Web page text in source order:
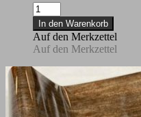
Folie
"Chrome"
Menge
In den Warenkorb
Auf den Merkzettel
Auf den Merkzettel